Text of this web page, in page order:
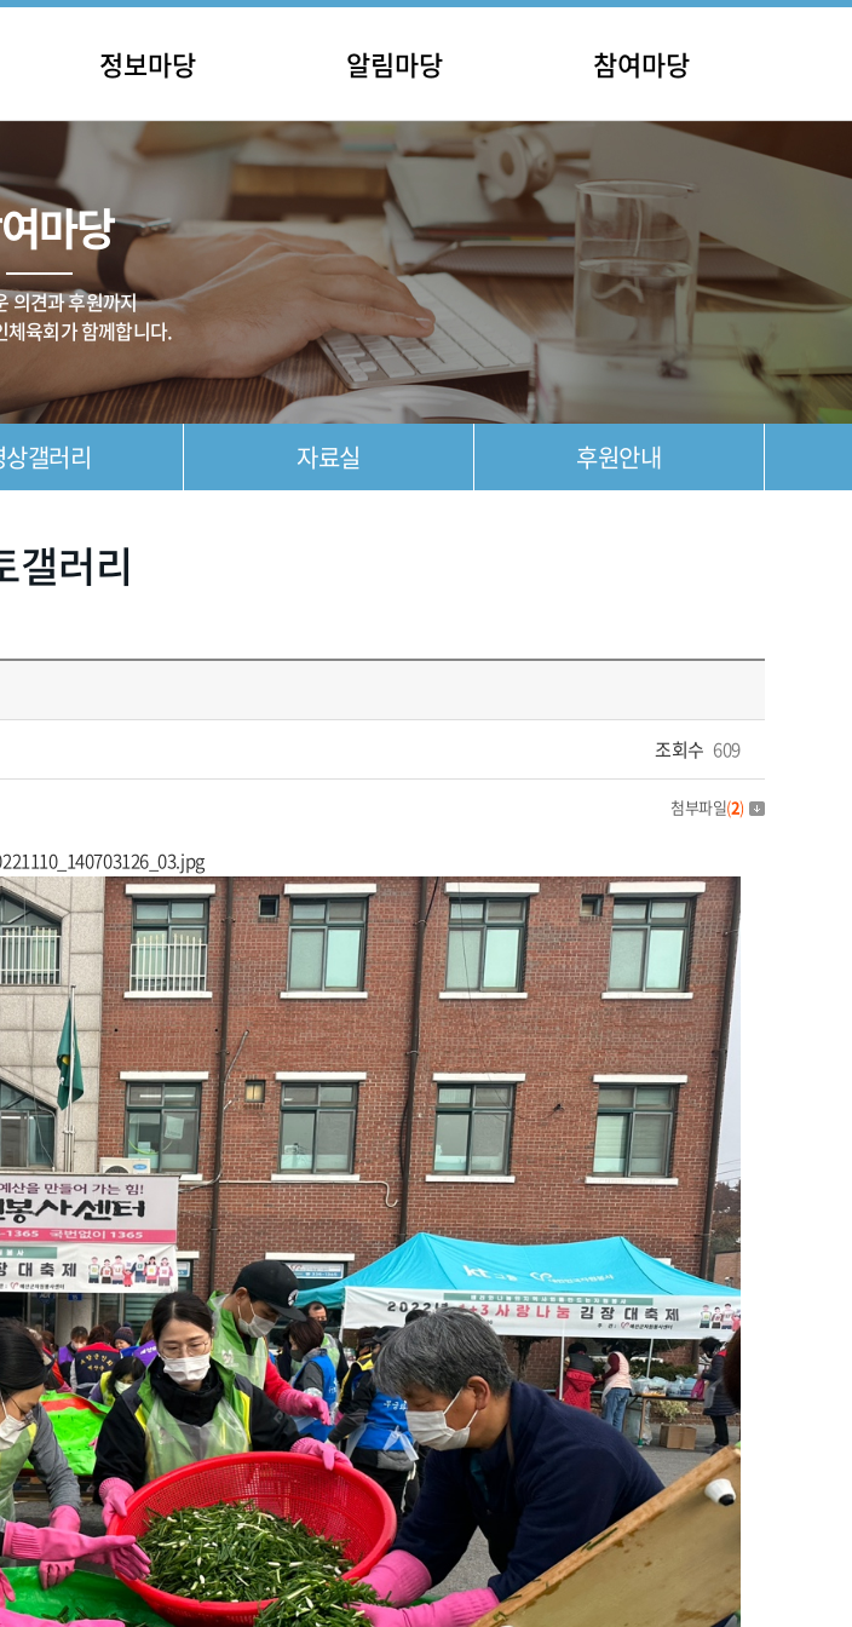
정보마당
충남장애인체육대회
전국장애인체육대회
종목별 대회
기타 대회
대회 결과
알림마당
공지사항
일정안내
채용공고
참여마당
홍보마당
포토갤러리
영상갤러리
자료실
후원안내
마당
의견과 후원까지
체육회가 함께합니다.
상갤러리 자료실 후원안내
갤러리
조회수 609
첨부파일(2)